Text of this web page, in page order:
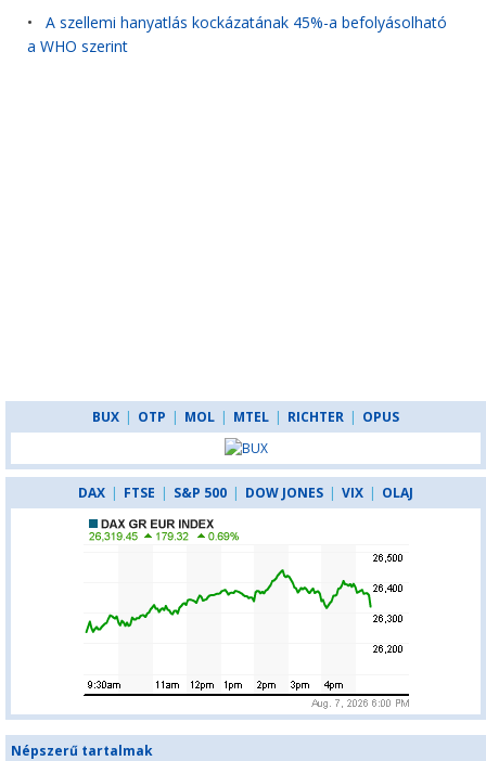
• A szellemi hanyatlás kockázatának 45%-a befolyásolható
a WHO szerint
BUX | OTP | MOL | MTEL | RICHTER | OPUS
DAX | FTSE | S&P 500 | DOW JONES | VIX | OLAJ
Népszerű tartalmak